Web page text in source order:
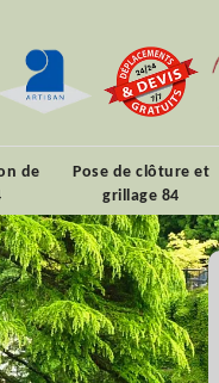
de
Pose de clôture et
grillage 84